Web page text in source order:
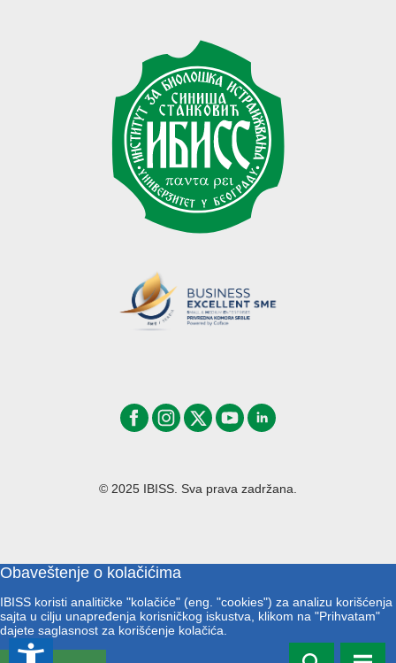
© 2025 IBISS. Sva prava zadržana.
Obaveštenje o kolačićima
IBISS koristi analitičke "kolačiće" (eng. "cookies") za analizu korišćenja
sajta u cilju unapređenja korisničkog iskustva, klikom na "Prihvatam"
dajete saglasnost za korišćenje kolačića.